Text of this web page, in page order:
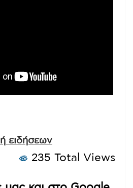
ειδήσεων
235 Total Views